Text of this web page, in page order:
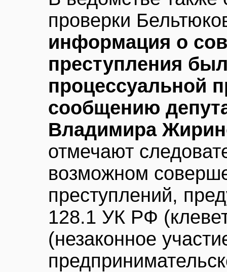
проверки
информация о
преступления
процессуальной
сообщению
Владимира
отмечают
возможном
преступлений,
128.1 УК РФ
(незаконное